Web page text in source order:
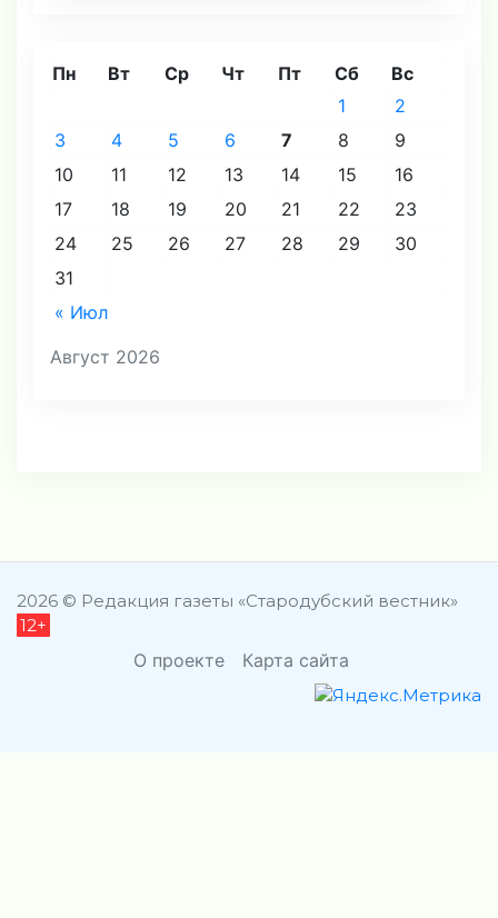
Август 2026
Пн Вт Ср Чт Пт Сб Вс
« Июл
1
2
3
4 5 6 7 8
9
10
11 12 13 14 15
16
17
18 19 20 21 22
23
24
25 26 27 28 29
30
31
2026 © Редакция газеты «Стародубский вестник»
12+
О проекте Карта сайта